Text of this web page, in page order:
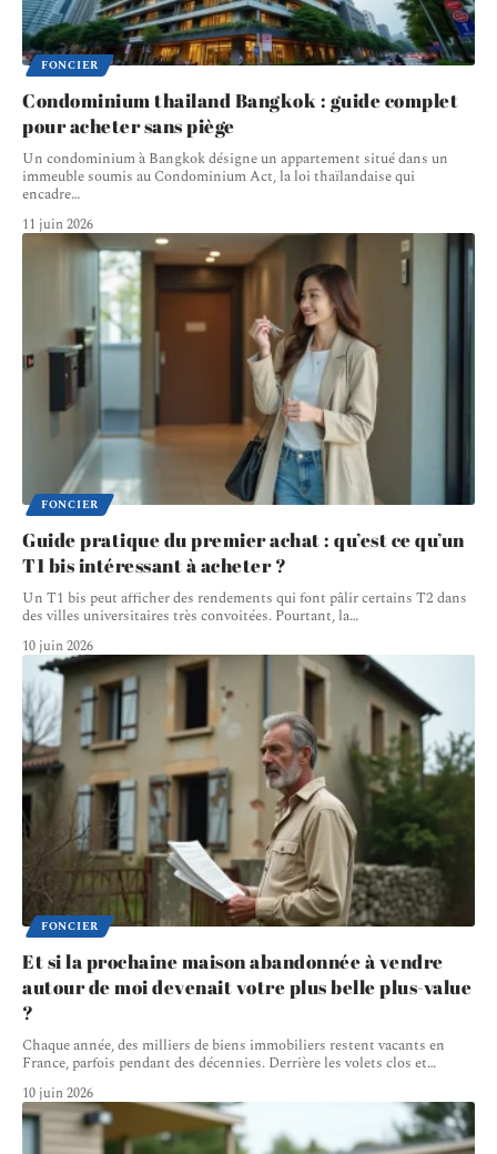
FONCIER
Condominium thailand Bangkok : guide complet
pour acheter sans piège
Un condominium à Bangkok désigne un appartement situé dans un
immeuble soumis au Condominium Act, la loi thaïlandaise qui
encadre…
11 juin 2026
FONCIER
Guide pratique du premier achat : qu’est ce qu’un
T1 bis intéressant à acheter ?
Un T1 bis peut afficher des rendements qui font pâlir certains T2 dans
des villes universitaires très convoitées. Pourtant, la…
10 juin 2026
FONCIER
Et si la prochaine maison abandonnée à vendre
autour de moi devenait votre plus belle plus-value
?
Chaque année, des milliers de biens immobiliers restent vacants en
France, parfois pendant des décennies. Derrière les volets clos et…
10 juin 2026